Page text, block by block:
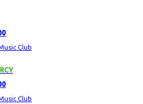
Club
Club